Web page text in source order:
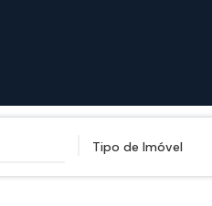
Tipo de Imóvel